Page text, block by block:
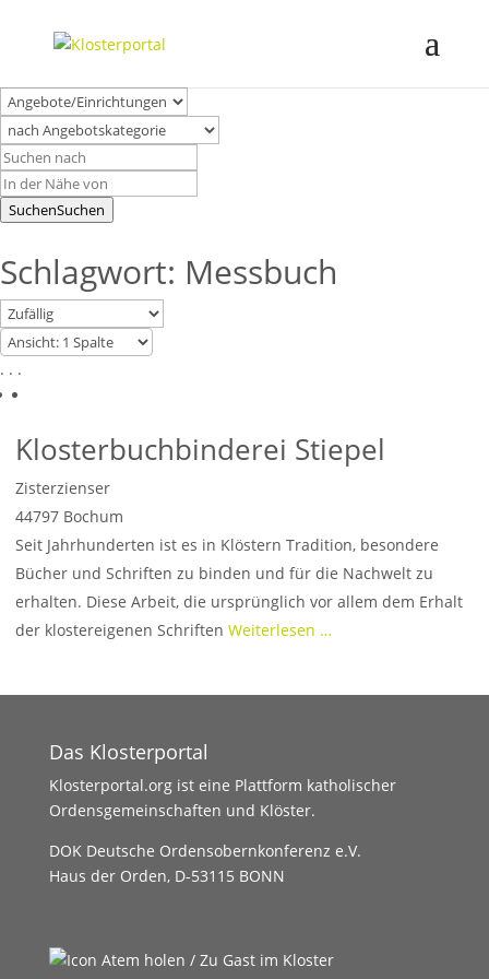
SuchenSuchen
Schlagwort: Messbuch
. . .
Klosterbuchbinderei Stiepel
Zisterzienser
44797 Bochum
Seit Jahrhunderten ist es in Klöstern Tradition, besondere
Bücher und Schriften zu binden und für die Nachwelt zu
erhalten. Diese Arbeit, die ursprünglich vor allem dem Erhalt
der klostereigenen Schriften Weiterlesen …
Das Klosterportal
Klosterportal.org ist eine Plattform katholischer
Ordensgemeinschaften und Klöster.
DOK Deutsche Ordensobernkonferenz e.V.
Haus der Orden, D-53115 BONN